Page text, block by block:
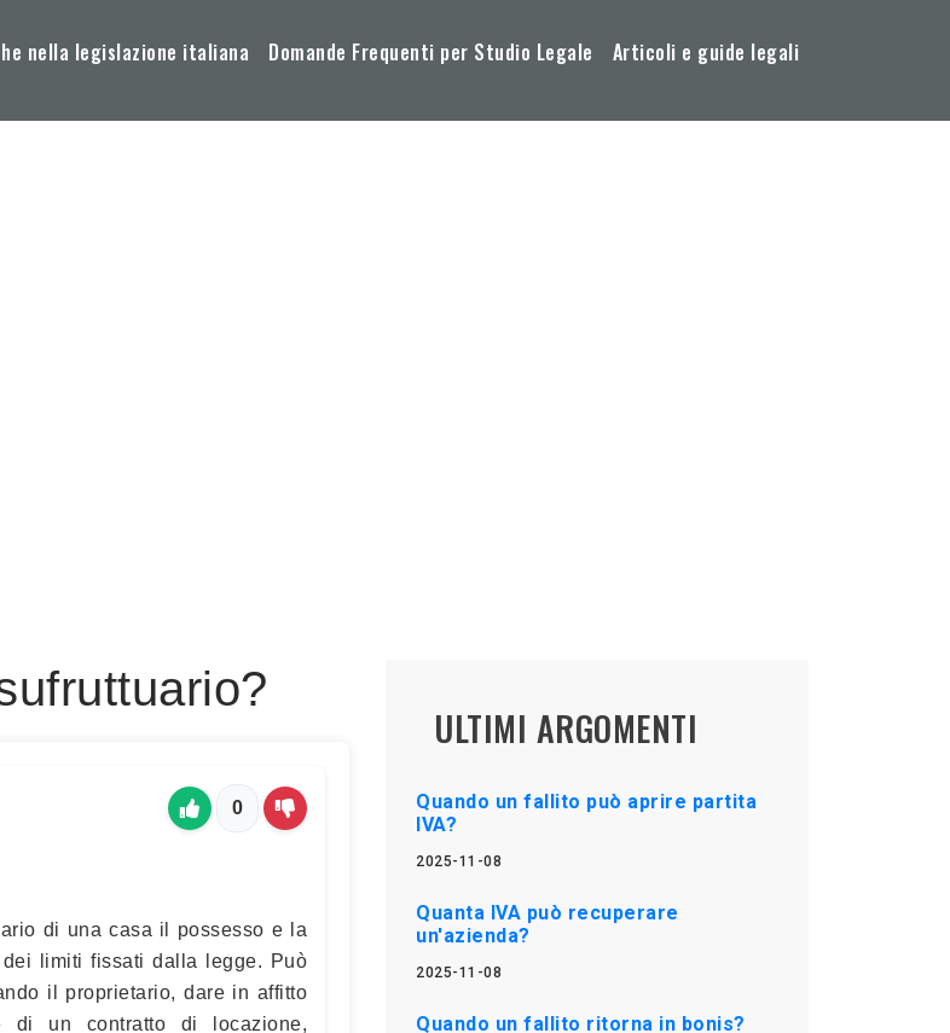
nella legislazione italiana Domande Frequenti per Studio Legale Articoli e guide legali
0
di una casa il possesso e la
limiti fissati dalla legge. Può
il proprietario, dare in affitto
di un contratto di locazione,
ULTIMI ARGOMENTI
Quando un fallito può aprire partita
IVA?
2025-11-08
Quanta IVA può recuperare
un'azienda?
2025-11-08
Quando un fallito ritorna in bonis?